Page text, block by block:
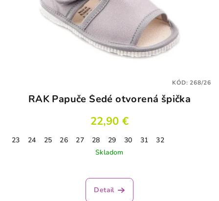
RAK Papuče Šedé otvorená špička
22,90 €
23 24 25 26 27 28 29 30 31
32
Skladom
Detail
KÓD:268/26